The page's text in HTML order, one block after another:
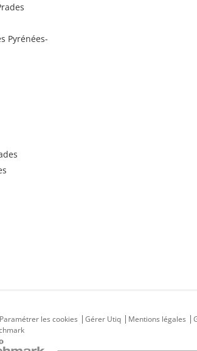
Pyrénées-
Paramétrer les cookies Gérer Utiq Mentions légales